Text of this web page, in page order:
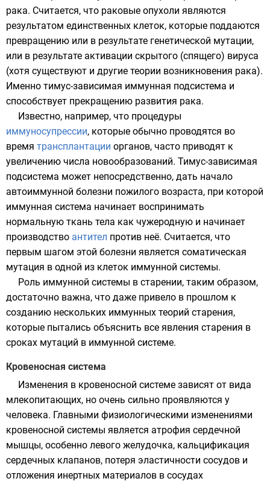
рака. Считается, что раковые опухоли являются
результатом единственных клеток, которые поддаются
превращению или в результате генетической мутации,
или в результате активации скрытого (спящего) вируса
(хотя существуют и другие теории возникновения рака).
Именно тимус-зависимая иммунная подсистема и
способствует прекращению развития рака.
Известно, например, что процедуры
иммуносупрессии, которые обычно проводятся во
время трансплантации органов, часто приводят к
увеличению числа новообразований. Тимус-зависимая
подсистема может непосредственно, дать начало
автоиммунной болезни пожилого возраста, при которой
иммунная система начинает воспринимать
нормальную ткань тела как чужеродную и начинает
производство антител против неё. Считается, что
первым шагом этой болезни является соматическая
мутация в одной из клеток иммунной системы.
Роль иммунной системы в старении, таким образом,
достаточно важна, что даже привело в прошлом к
созданию нескольких иммунных теорий старения,
которые пытались объяснить все явления старения в
сроках мутаций в иммунной системе.
Кровеносная система
Изменения в кровеносной системе зависят от вида
млекопитающих, но очень сильно проявляются у
человека. Главными физиологическими изменениями
кровеносной системы является атрофия сердечной
мышцы, особенно левого желудочка, кальцификация
сердечных клапанов, потеря эластичности сосудов и
отложения инертных материалов в сосудах